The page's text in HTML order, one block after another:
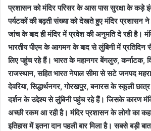
प्रशासन को मंदिर परिसर के आस पास सुरक्षा के कड़े
पर्यटकों की बढ़ती संख्या को देखते हुए मंदिर प्रशासन
जांच के बाद ही मंदिर में प्रवेश की अनुमति दे रही है।
भारतीय पीएम के आगमन के बाद से लुंबिनी में प्रतिदिन
लिए पहुंच रहे हैं। भारत के महानगर बेंगलुरु, कर्नाटक,
राजस्थान, सहित भारत नेपाल सीमा से सटे जनपद
देवरिया, सिद्धार्थनगर, गोरखपुर, बनारस के स्कूली
दर्शन के उद्देश्य से लुंबिनी पहुंच रहे हैं। जिसके कारण
अच्छी रकम आ रही है। मंदिर प्रशासन के लोगो का
इतिहास में इतना दान पहली बार मिला है। सबसे बड़ी